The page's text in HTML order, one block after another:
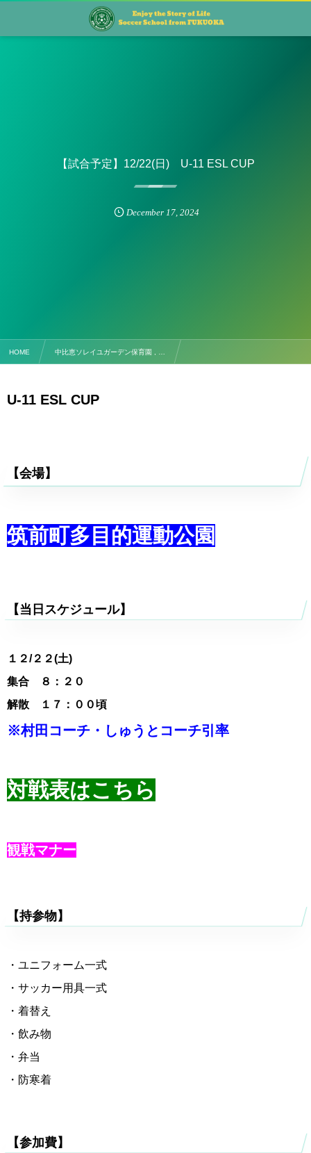
【試合予定】12/22(日) U-11 ESL CUP
December 17,2024
HOME 中比恵ソレイユガーデン保育園 , …
U-11 ESL CUP
【会場】
筑前町多目的運動公園
【当日スケジュール】
１２/２２(土)
集合 ８：２０
解散 １７：００頃
※村田コーチ・しゅうとコーチ引率
対戦表はこちら
観戦マナー
【持参物】
・ユニフォーム一式
・サッカー用具一式
・着替え
・飲み物
・弁当
・防寒着
【参加費】